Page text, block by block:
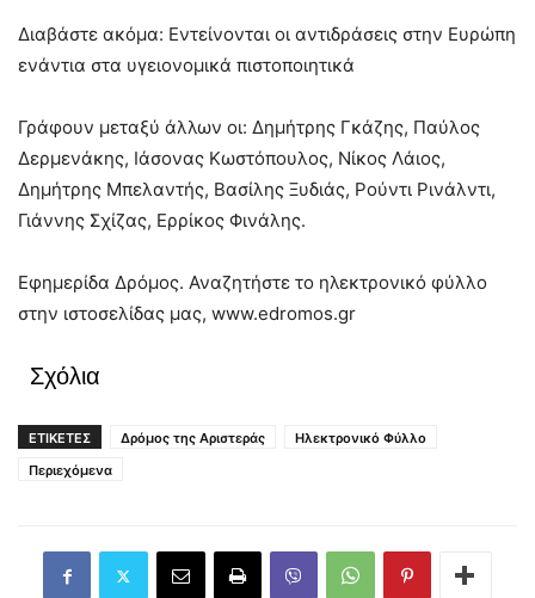
Διαβάστε ακόμα: Εντείνονται οι αντιδράσεις στην Ευρώπη
ενάντια στα υγειονομικά πιστοποιητικά
Γράφουν μεταξύ άλλων οι: Δημήτρης Γκάζης, Παύλος
Δερμενάκης, Ιάσονας Κωστόπουλος, Νίκος Λάιος,
Δημήτρης Μπελαντής, Βασίλης Ξυδιάς, Ρούντι Ρινάλντι,
Γιάννης Σχίζας, Ερρίκος Φινάλης.
Εφημερίδα Δρόμος. Αναζητήστε το ηλεκτρονικό φύλλο
στην ιστοσελίδας μας, www.edromos.gr
Σχόλια
ΕΤΙΚΕΤΕΣ Δρόμος της Αριστεράς
Ηλεκτρονικό Φύλλο
Περιεχόμενα